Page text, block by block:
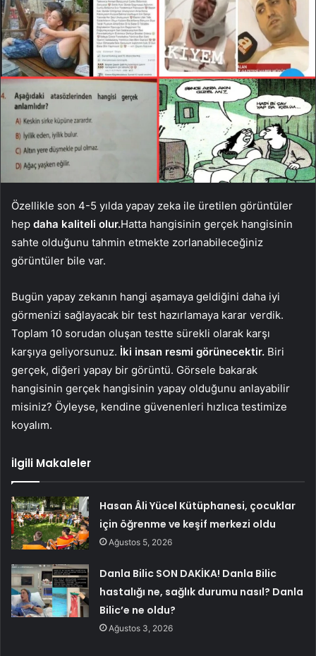
Özellikle son 4-5 yılda yapay zeka ile üretilen görüntüler
hep daha kaliteli olur.Hatta hangisinin gerçek hangisinin
sahte olduğunu tahmin etmekte zorlanabileceğiniz
görüntüler bile var.
Bugün yapay zekanın hangi aşamaya geldiğini daha iyi
görmenizi sağlayacak bir test hazırlamaya karar verdik.
Toplam 10 sorudan oluşan testte sürekli olarak karşı
karşıya geliyorsunuz. İki insan resmi görünecektir. Biri
gerçek, diğeri yapay bir görüntü. Görsele bakarak
hangisinin gerçek hangisinin yapay olduğunu anlayabilir
misiniz? Öyleyse, kendine güvenenleri hızlıca testimize
koyalım.
İlgili Makaleler
Hasan Âli Yücel Kütüphanesi, çocuklar
için öğrenme ve keşif merkezi oldu
Ağustos 5, 2026
Danla Bilic SON DAKİKA! Danla Bilic
hastalığı ne, sağlık durumu nasıl? Danla
Bilic’e ne oldu?
Ağustos 3, 2026